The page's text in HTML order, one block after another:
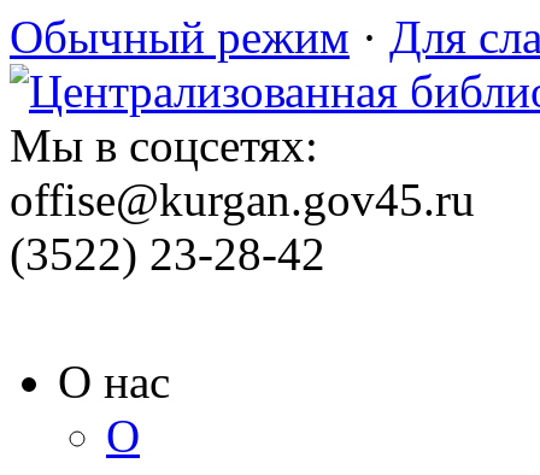
Обычный режим · Для
Мы в соцсетях:
offise@kurgan.gov45.ru
(3522) 23-28-42
О нас
О